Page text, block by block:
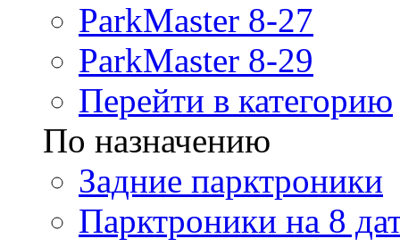
ParkMaster 8-27
ParkMaster 8-29
Перейти в категорию
По назначению
Задние парктроники
Парктроники на 8